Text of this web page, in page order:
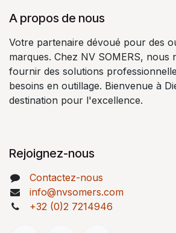
A propos de nous
Votre partenaire dévoué pour des
marques. Chez NV SOMERS, nous
fournir des solutions
besoins en outillage. Bienvenue à
destination pour l'excellence.
Rejoignez-nous
Contactez-nous
info@nvsomers.com
+32 (0)2 7214946